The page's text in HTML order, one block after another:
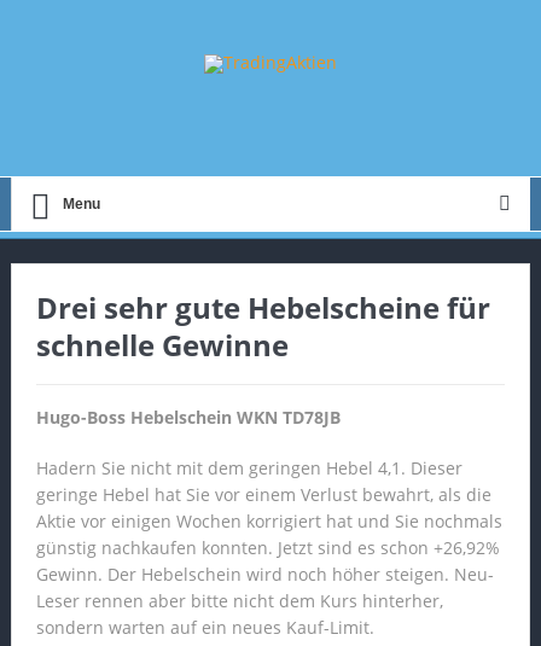
Menu
Drei sehr gute Hebelscheine für
schnelle Gewinne
Hugo-Boss Hebelschein WKN TD78JB
Hadern Sie nicht mit dem geringen Hebel 4,1. Dieser
geringe Hebel hat Sie vor einem Verlust bewahrt, als die
Aktie vor einigen Wochen korrigiert hat und Sie nochmals
günstig nachkaufen konnten. Jetzt sind es schon +26,92%
Gewinn. Der Hebelschein wird noch höher steigen. Neu-
Leser rennen aber bitte nicht dem Kurs hinterher,
sondern warten auf ein neues Kauf-Limit.